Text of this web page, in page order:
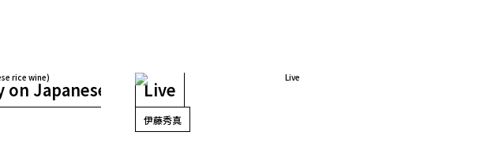
Japanese rice wine)
Live
伊藤秀真